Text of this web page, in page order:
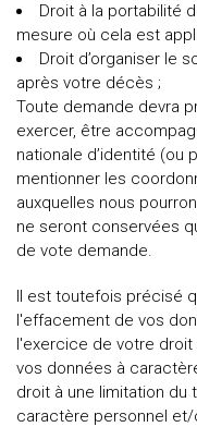
Droit à la portabilité
mesure où cela est
Droit d’organiser le
après votre décès ;
Toute demande devra
exercer, être
nationale d’identité (ou
mentionner les
auxquelles nous
ne seront conservées
de vote demande.
Il est toutefois précisé
l'effacement de vos
l'exercice de votre
vos données à
droit à une limitation du
caractère personnel